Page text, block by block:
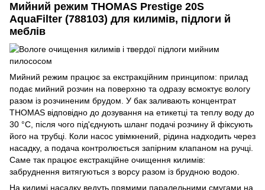
Мийний режим THOMAS Prestige 20S
AquaFilter (788103) для килимів, підлоги й
меблів
Мийний режим працює за екстракційним принципом: прилад
подає мийний розчин на поверхню та одразу всмоктує вологу
разом із розчиненим брудом. У бак заливають концентрат
THOMAS відповідно до дозування на етикетці та теплу воду до
30 °C, після чого під'єднують шланг подачі розчину й фіксують
його на трубці. Коли насос увімкнений, рідина надходить через
насадку, а подача контролюється запірним клапаном на ручці.
Саме так працює екстракційне очищення килимів:
забруднення витягуються з ворсу разом із брудною водою.
На килимі насадку ведуть прямими паралельними смугами на